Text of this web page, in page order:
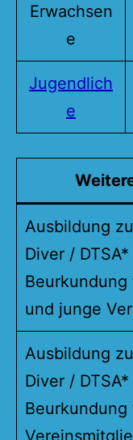
Erwachsen
e
Jugendlich
e
Ausbildung
Diver /
und junge
Ausbildung
Diver /